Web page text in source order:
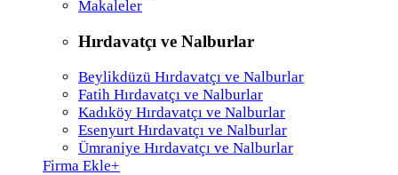
Makaleler
Hırdavatçı ve Nalburlar
Beylikdüzü Hırdavatçı ve Nalburlar
Fatih Hırdavatçı ve Nalburlar
Kadıköy Hırdavatçı ve Nalburlar
Esenyurt Hırdavatçı ve Nalburlar
Ümraniye Hırdavatçı ve Nalburlar
Firma Ekle+